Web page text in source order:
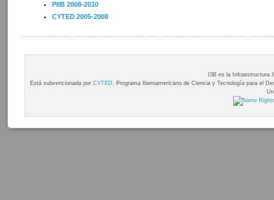
PIIB 2008-2010
CYTED 2005-2008
I3B es la Infraestructura
Está subvencionada por CYTED, Programa Iberoamericano de Ciencia y Tecnología para el